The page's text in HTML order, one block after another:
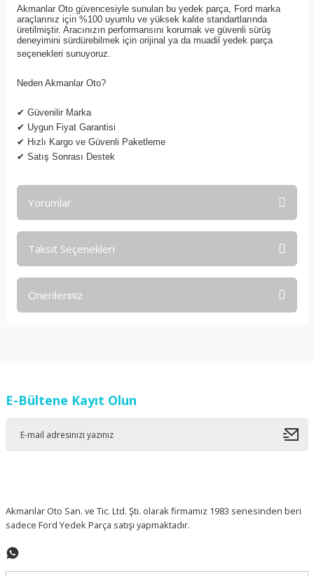
Akmanlar Oto güvencesiyle sunulan bu yedek parça, Ford marka
araçlarınız için %100 uyumlu ve yüksek kalite standartlarında
üretilmiştir. Aracınızın performansını korumak ve güvenli sürüş
deneyimini sürdürebilmek için orijinal ya da muadil yedek parça
seçenekleri sunuyoruz.
Neden Akmanlar Oto?
✔ Güvenilir Marka
✔ Uygun Fiyat Garantisi
✔ Hızlı Kargo ve Güvenli Paketleme
✔ Satış Sonrası Destek
Yorumlar
Taksit Seçenekleri
Önerileriniz
Ürün resmi kalitesiz, bozuk veya görüntülenemiyor.
E-Bültene Kayıt Olun
Akmanlar Oto San. ve Tic. Ltd. Şti. olarak firmamız 1983 senesinden beri
sadece Ford Yedek Parça satışı yapmaktadır.